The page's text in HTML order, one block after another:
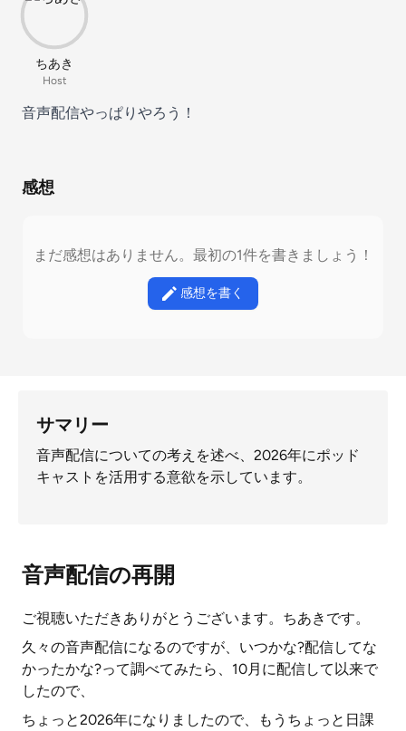
ちあき
Host
音声配信やっぱりやろう！
感想
まだ感想はありません。最初の1件を書きましょう！
感想を書く
サマリー
音声配信についての考えを述べ、2026年にポッド
キャストを活用する意欲を示しています。
音声配信の再開
ご視聴いただきありがとうございます。ちあきです。
久々の音声配信になるのですが、いつかな?配信してな
かったかな?って調べてみたら、10月に配信して以来で
したので、
ちょっと2026年になりましたので、もうちょっと日課